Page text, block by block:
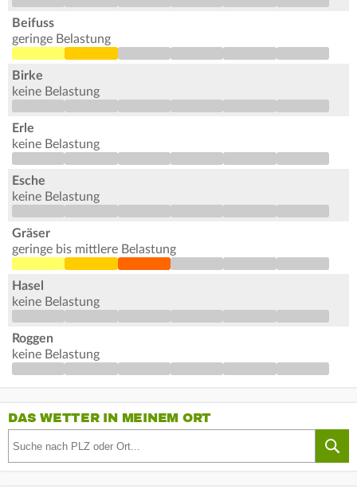
Beifuss
geringe Belastung
Birke
keine Belastung
Erle
keine Belastung
Esche
keine Belastung
Gräser
geringe bis mittlere Belastung
Hasel
keine Belastung
Roggen
keine Belastung
DAS WETTER IN MEINEM ORT